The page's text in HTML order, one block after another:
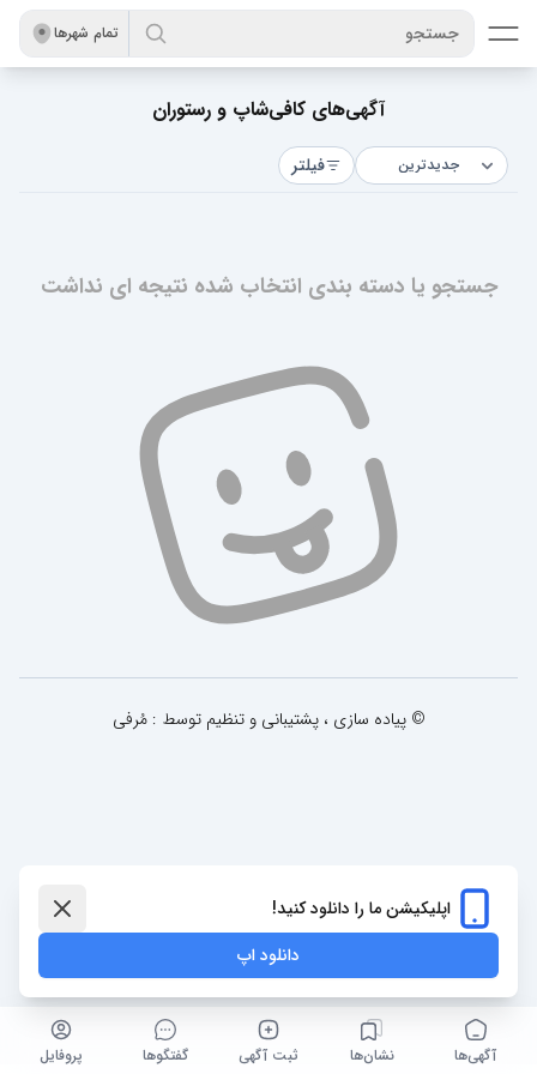
تمام شهر‌ها جستجو
آگهی‌های کافی‌شاپ و رستوران
فیلتر
جستجو یا دسته بندی انتخاب شده نتیجه ای نداشت
© پیاده سازی ، پشتیبانی و تنظیم توسط : مُرفی
آگهی‌ها نشان‌ها ثبت آگهی گفتگو‌ها پروفایل
اپلیکیشن ما را دانلود کنید!
دانلود اپ